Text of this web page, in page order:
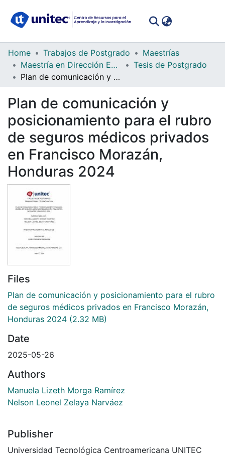
Communities
Collections
All of DSpace
Statistics
Home Trabajos de Postgrado
Maestrías
Maestría en Dirección Empresarial
Tesis de Postgrado
Plan de comunicación y posicionamiento para el rubro de seguros médicos privados en Francisco Morazán, Honduras 2024
Plan de comunicación y
posicionamiento para el rubro
de seguros médicos privados
en Francisco Morazán,
Honduras 2024
Files
Plan de comunicación y posicionamiento para el rubro
de seguros médicos privados en Francisco Morazán,
Honduras 2024 (2.32 MB)
Date
2025-05-26
Authors
Manuela Lizeth Morga Ramírez
Nelson Leonel Zelaya Narváez
Publisher
Universidad Tecnológica Centroamericana UNITEC